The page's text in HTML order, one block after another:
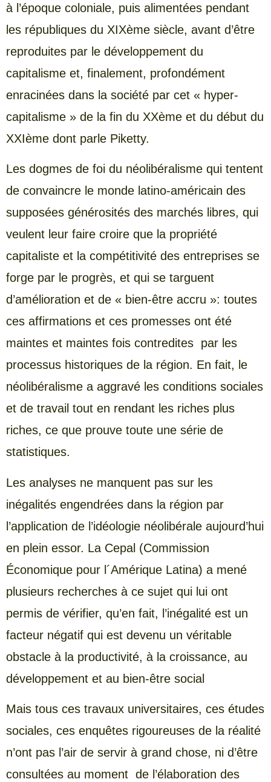
à l’époque coloniale, puis alimentées pendant
les républiques du XIXème siècle, avant d’être
reproduites par le développement du
capitalisme et, finalement, profondément
enracinées dans la société par cet « hyper-
capitalisme » de la fin du XXème et du début du
XXIème dont parle Piketty.
Les dogmes de foi du néolibéralisme qui tentent
de convaincre le monde latino-américain des
supposées générosités des marchés libres, qui
veulent leur faire croire que la propriété
capitaliste et la compétitivité des entreprises se
forge par le progrès, et qui se targuent
d’amélioration et de « bien-être accru »: toutes
ces affirmations et ces promesses ont été
maintes et maintes fois contredites par les
processus historiques de la région. En fait, le
néolibéralisme a aggravé les conditions sociales
et de travail tout en rendant les riches plus
riches, ce que prouve toute une série de
statistiques.
Les analyses ne manquent pas sur les
inégalités engendrées dans la région par
l’application de l’idéologie néolibérale aujourd’hui
en plein essor. La Cepal (Commission
Économique pour l´Amérique Latina) a mené
plusieurs recherches à ce sujet qui lui ont
permis de vérifier, qu’en fait, l’inégalité est un
facteur négatif qui est devenu un véritable
obstacle à la productivité, à la croissance, au
développement et au bien-être social
Mais tous ces travaux universitaires, ces études
sociales, ces enquêtes rigoureuses de la réalité
n’ont pas l’air de servir à grand chose, ni d’être
consultées au moment de l’élaboration des